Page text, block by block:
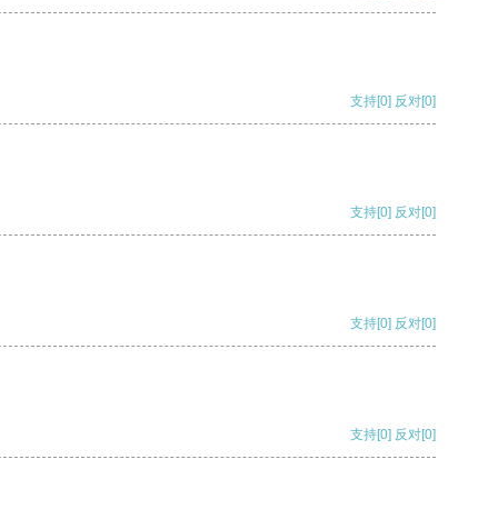
支持[0] 反对[0]
支持[0] 反对[0]
支持[0] 反对[0]
支持[0] 反对[0]